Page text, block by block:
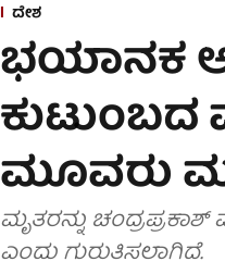
ದೇಶ
ಭಯಾನಕ
ಮೂವರು
ಮೃತರನ್ನು
ಎಂದು ಗುರುತಿಸಲಾಗಿದೆ.